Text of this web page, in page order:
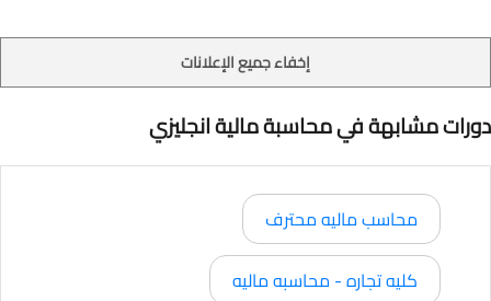
إخفاء جميع الإعلانات
دورات مشابهة في محاسبة مالية انجليزي
محاسب ماليه محترف
كليه تجاره - محاسبه ماليه